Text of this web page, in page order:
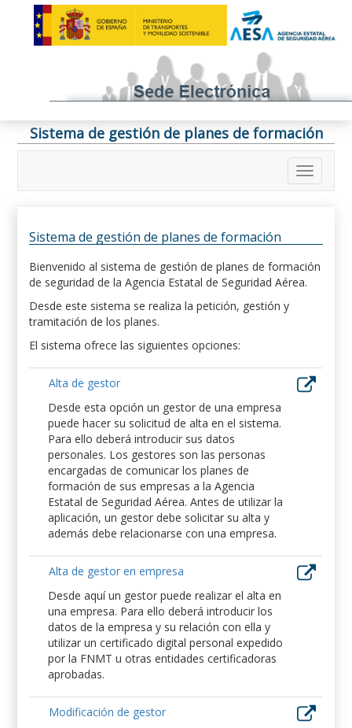
Sistema de gestión de planes de formación
Sistema de gestión de planes de formación
Bienvenido al sistema de gestión de planes de formación
de seguridad de la Agencia Estatal de Seguridad Aérea.
Desde este sistema se realiza la petición, gestión y
tramitación de los planes.
El sistema ofrece las siguientes opciones:
Alta de gestor
Desde esta opción un gestor de una empresa
puede hacer su solicitud de alta en el sistema.
Para ello deberá introducir sus datos
personales. Los gestores son las personas
encargadas de comunicar los planes de
formación de sus empresas a la Agencia
Estatal de Seguridad Aérea. Antes de utilizar la
aplicación, un gestor debe solicitar su alta y
además debe relacionarse con una empresa.
Alta de gestor en empresa
Desde aquí un gestor puede realizar el alta en
una empresa. Para ello deberá introducir los
datos de la empresa y su relación con ella y
utilizar un certificado digital personal expedido
por la FNMT u otras entidades certificadoras
aprobadas.
Modificación de gestor